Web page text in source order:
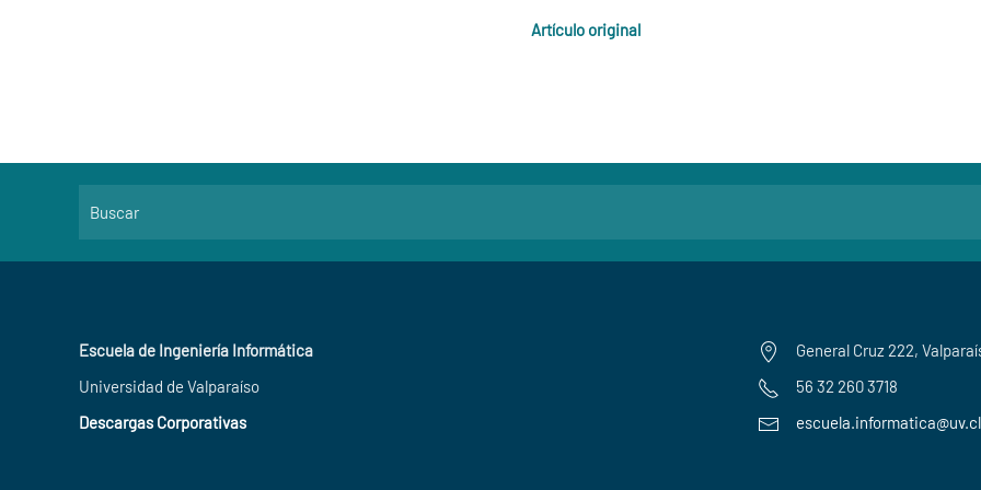
Artículo original
Escuela de Ingeniería Informática
Universidad de Valparaíso
Descargas Corporativas
General Cruz 222,
56 32 260 3718
escuela.informatica@uv.cl